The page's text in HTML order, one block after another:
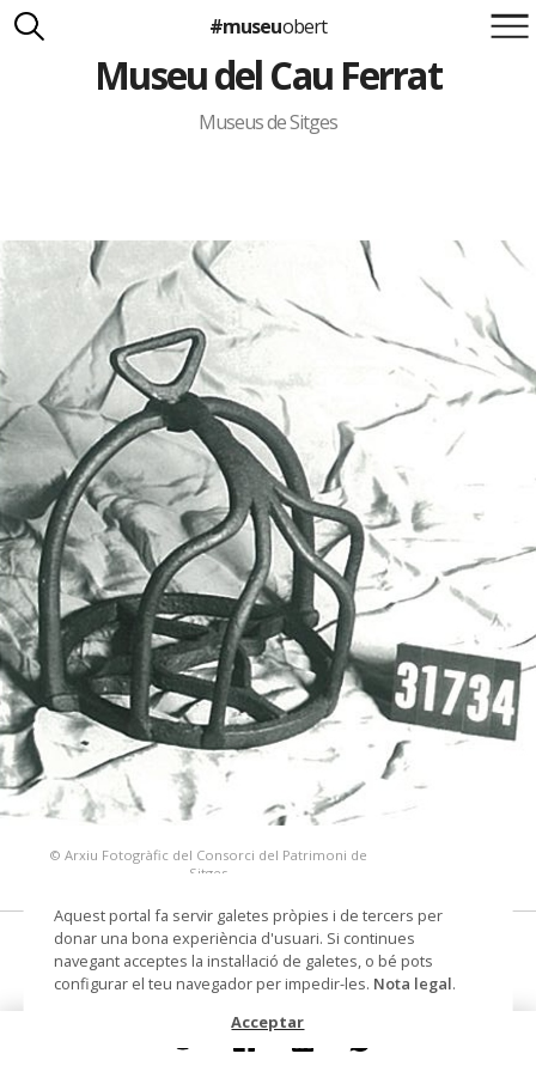
Suma't a la iniciativa
Nota legal
Carlota Royo
Francesca Barcellona
#museuobert
Museu del Cau Ferrat
Museus de Sitges
© Arxiu Fotogràfic del Consorci del Patrimoni de
Sitges
estrep
Datació Segle XVI
Aquest portal fa servir galetes pròpies i de tercers per
donar una bona experiència d'usuari. Si continues
navegant acceptes la instal·lació de galetes, o bé pots
configurar el teu navegador per impedir-les. Nota legal.
Acceptar